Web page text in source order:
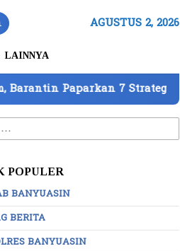
AGUSTUS 2, 2026
LAINNYA
Perkuat Pengawasan
POPULER
BANYUASIN
BERITA
BANYUASIN